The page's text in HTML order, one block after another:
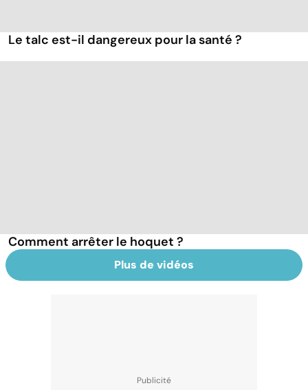
Le talc est-il dangereux pour la santé ?
Comment arrêter le hoquet ?
Plus de vidéos